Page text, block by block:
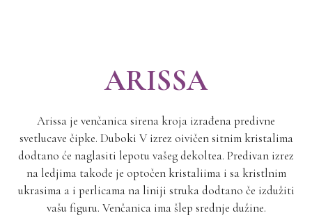
ARISSA
Arissa je venčanica sirena kroja izrađena predivne
svetlucave čipke. Duboki V izrez oivičen sitnim kristalima
dodtano će naglasiti lepotu vašeg dekoltea. Predivan izrez
na ledjima takođe je optočen kristaliima i sa kristlnim
ukrasima a i perlicama na liniji struka dodtano če izdužiti
vašu figuru. Venčanica ima šlep srednje dužine.